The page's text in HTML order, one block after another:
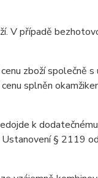
případě
zboží společně s
splněn
k
§ 2119